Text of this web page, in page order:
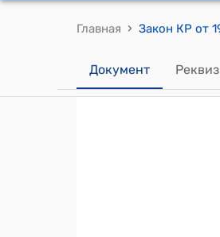
Главная ›
Документ